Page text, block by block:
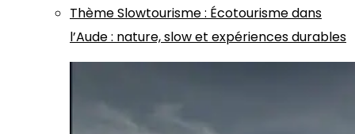
ThèmeSlowtourisme: Écotourisme dans
l’Aude : nature, slow et expériences durables